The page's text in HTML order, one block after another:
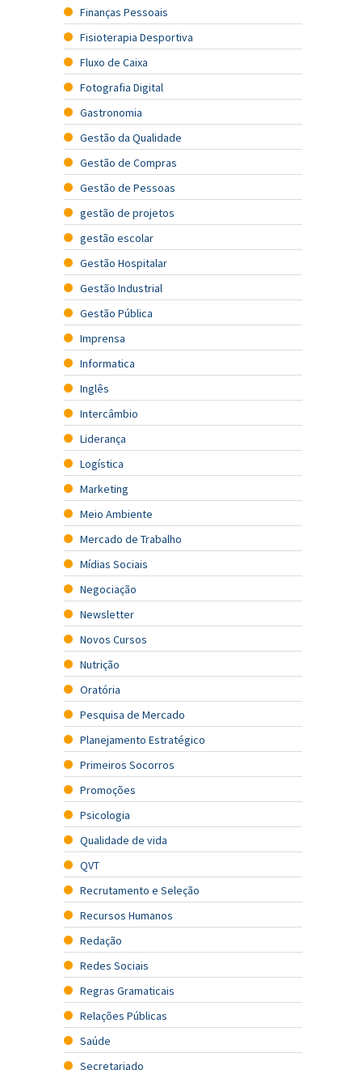
Finanças Pessoais
Fisioterapia Desportiva
Fluxo de Caixa
Fotografia Digital
Gastronomia
Gestão da Qualidade
Gestão de Compras
Gestão de Pessoas
gestão de projetos
gestão escolar
Gestão Hospitalar
Gestão Industrial
Gestão Pública
Imprensa
Informatica
Inglês
Intercâmbio
Liderança
Logística
Marketing
Meio Ambiente
Mercado de Trabalho
Mídias Sociais
Negociação
Newsletter
Novos Cursos
Nutrição
Oratória
Pesquisa de Mercado
Planejamento Estratégico
Primeiros Socorros
Promoções
Psicologia
Qualidade de vida
QVT
Recrutamento e Seleção
Recursos Humanos
Redação
Redes Sociais
Regras Gramaticais
Relações Públicas
Saúde
Secretariado